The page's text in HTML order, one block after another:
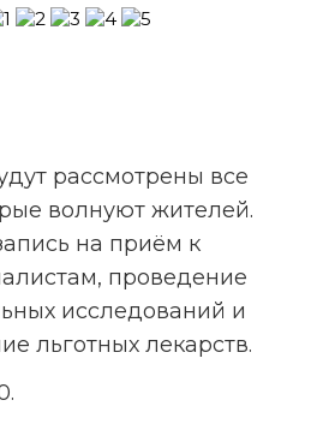
рассмотрены все
волнуют жителей.
на приём к
проведение
исследований и
льготных лекарств.